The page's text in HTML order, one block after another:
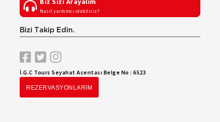
Nasıl yardımcı olabiliriz?
Bizi Takip Edin.
İ.G.C Tours Seyahat Acentası Belge No : 6523
REZERVASYONLARIM